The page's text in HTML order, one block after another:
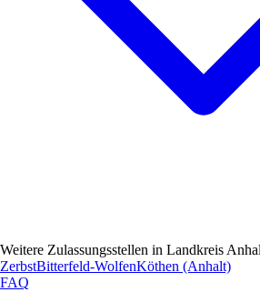
Weitere Zulassungsstellen in Landkreis
ZerbstBitterfeld-WolfenKöthen (Anhalt)
FAQ